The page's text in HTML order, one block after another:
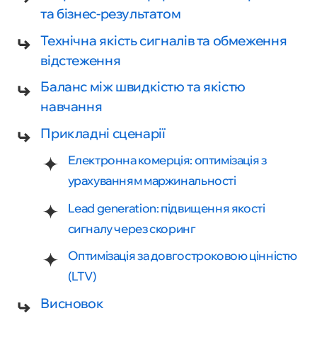
та бізнес-результатом
Технічна якість сигналів та обмеження
відстеження
Баланс між швидкістю та якістю
навчання
Прикладні сценарії
Електронна комерція: оптимізація з
урахуванням маржинальності
Lead generation: підвищення якості
сигналу через скоринг
Оптимізація за довгостроковою цінністю
(LTV)
Висновок